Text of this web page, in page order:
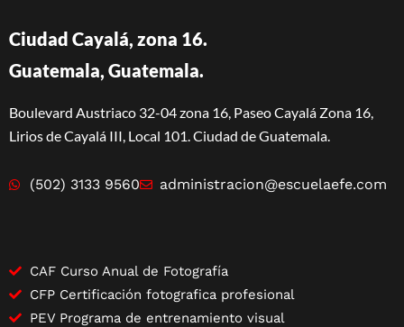
Ciudad Cayalá, zona 16.
Guatemala, Guatemala.
Boulevard Austriaco 32-04 zona 16, Paseo Cayalá Zona 16,
Lirios de Cayalá III, Local 101. Ciudad de Guatemala.
(502) 3133 9560 administracion@escuelaefe.com
CAF Curso Anual de Fotografía
CFP Certificación fotografica profesional
PEV Programa de entrenamiento visual